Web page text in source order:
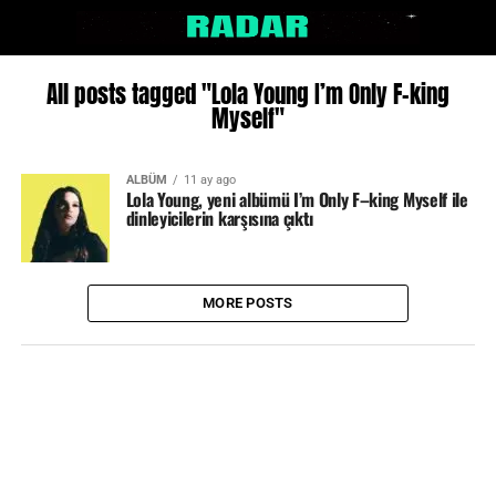
All posts tagged "Lola Young I’m Only F–king
Myself"
ALBÜM 11 ay ago
Lola Young, yeni albümü I’m Only F–king Myself ile
dinleyicilerin karşısına çıktı
MORE POSTS